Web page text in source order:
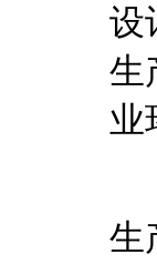
设
生
业
生